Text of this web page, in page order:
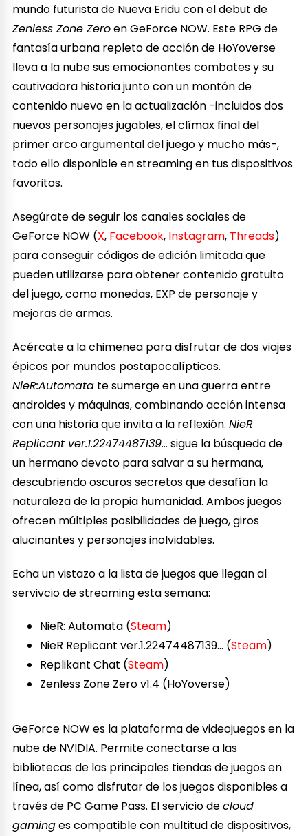
mundo futurista de Nueva Eridu con el debut de
Zenless Zone Zeroen GeForce NOW. Este RPG de
fantasía urbana repleto de acción de HoYoverse
lleva a la nube sus emocionantes combates y su
cautivadora historia junto con un montón de
contenido nuevo en la actualización -incluidos dos
nuevos personajes jugables, el clímax final del
primer arco argumental del juego y mucho más-,
todo ello disponible en streaming en tus dispositivos
favoritos.
Asegúrate de seguir los canales sociales de
GeForce NOW (X, Facebook, Instagram, Threads)
para conseguir códigos de edición limitada que
pueden utilizarse para obtener contenido gratuito
del juego, como monedas, EXP de personaje y
mejoras de armas.
Acércate a la chimenea para disfrutar de dos viajes
épicos por mundos postapocalípticos.
NieR:Automata te sumerge en una guerra entre
androides y máquinas, combinando acción intensa
con una historia que invita a la reflexión.NieR
Replicant ver.1.22474487139… sigue la búsqueda de
un hermano devoto para salvar a su hermana,
descubriendo oscuros secretos que desafían la
naturaleza de la propia humanidad. Ambos juegos
ofrecen múltiples posibilidades de juego, giros
alucinantes y personajes inolvidables.
Echa un vistazo a la lista de juegos que llegan al
servivcio de streaming esta semana:
NieR: Automata (Steam)
NieR Replicant ver.1.22474487139… (Steam)
Replikant Chat (Steam)
Zenless Zone Zero v1.4 (HoYoverse)
GeForce NOW es la plataforma de videojuegos en la
nube de NVIDIA. Permite conectarse a las
bibliotecas de las principales tiendas de juegos en
línea, así como disfrutar de los juegos disponibles a
través de PC Game Pass. El servicio decloud
gaminges compatible con multitud de dispositivos,